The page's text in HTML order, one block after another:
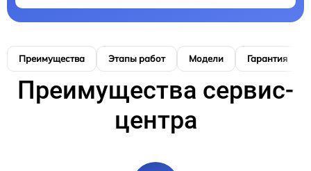
Преимущества Этапы работ Модели Гарантия
Преимущества сервис-
центра